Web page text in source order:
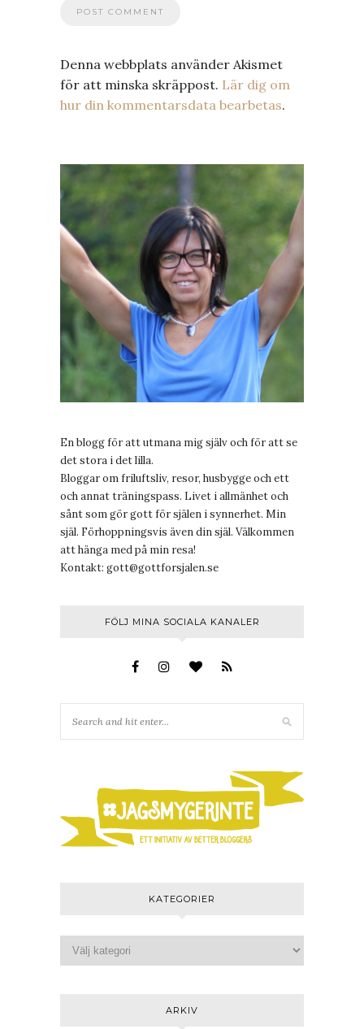
Denna webbplats använder Akismet
för att minska skräppost. Lär dig om
hur din kommentarsdata bearbetas.
En blogg för att utmana mig själv och för att se
det stora i det lilla.
Bloggar om friluftsliv, resor, husbygge och ett
och annat träningspass. Livet i allmänhet och
sånt som gör gott för själen i synnerhet. Min
själ. Förhoppningsvis även din själ. Välkommen
att hänga med på min resa!
Kontakt: gott@gottforsjalen.se
FÖLJ MINA SOCIALA KANALER
KATEGORIER
ARKIV